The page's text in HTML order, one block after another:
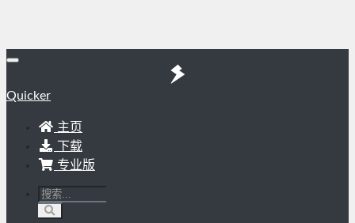
Quicker
主页
下载
专业版